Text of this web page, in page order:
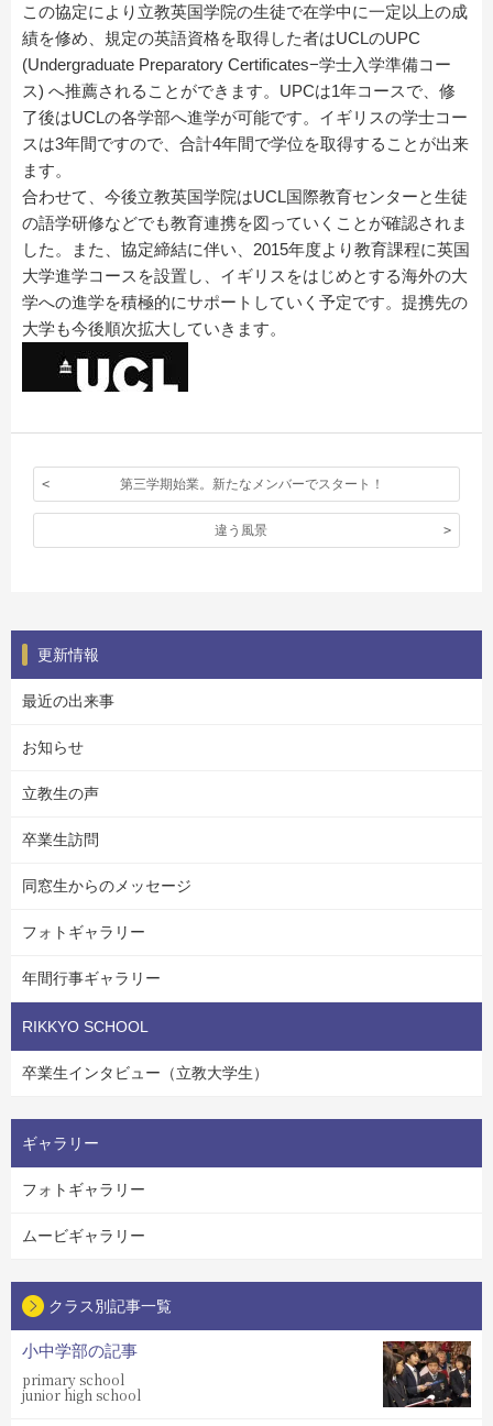
この協定により立教英国学院の生徒で在学中に一定以上の成
績を修め、規定の英語資格を取得した者はUCLのUPC
(Undergraduate Preparatory Certificates−学士入学準備コー
ス) へ推薦されることができます。UPCは1年コースで、修
了後はUCLの各学部へ進学が可能です。イギリスの学士コー
スは3年間ですので、合計4年間で学位を取得することが出来
ます。
合わせて、今後立教英国学院はUCL国際教育センターと生徒
の語学研修などでも教育連携を図っていくことが確認されま
した。また、協定締結に伴い、2015年度より教育課程に英国
大学進学コースを設置し、イギリスをはじめとする海外の大
学への進学を積極的にサポートしていく予定です。提携先の
大学も今後順次拡大していきます。
第三学期始業。新たなメンバーでスタート！
違う風景
更新情報
最近の出来事
お知らせ
立教生の声
卒業生訪問
同窓生からのメッセージ
フォトギャラリー
年間行事ギャラリー
RIKKYO SCHOOL
卒業生インタビュー（立教大学生）
ギャラリー
フォトギャラリー
ムービギャラリー
クラス別記事一覧
小中学部の記事
primary school
junior high school